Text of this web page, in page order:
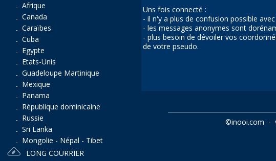
Afrique
Canada
Caraïbes
Cuba
Egypte
Etats-Unis
Guadeloupe Martinique
Mexique
Panama
République dominicaine
Russie
Sri Lanka
Mongolie - Népal - Tibet
LONG COURRIER
Uns fois connecté :
- il n'y a plus de confusion possible
- les messages anonymes sont
- plus besoin de dévoiler vos
de votre pseudo.
©inooi.com -